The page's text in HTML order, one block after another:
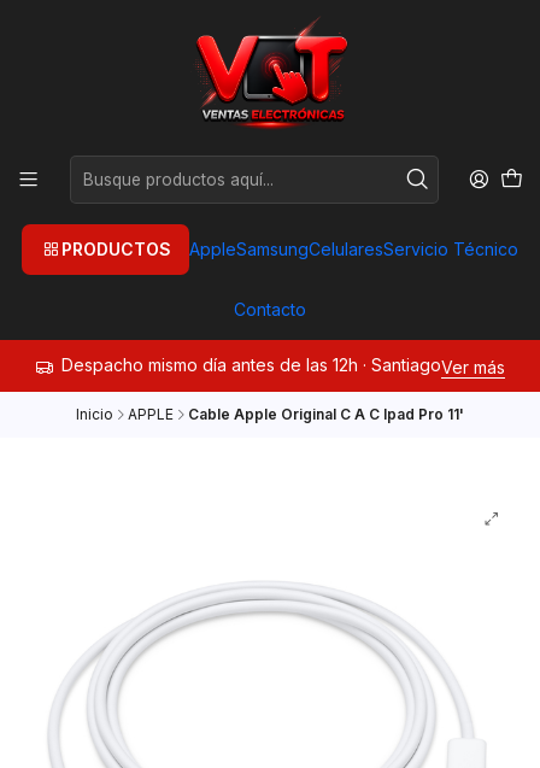
PRODUCTOS AppleSamsungCelularesServicio Técnico
Contacto
Despacho mismo día antes de las 12h · SantiagoVer más
Inicio APPLE Cable Apple Original C A C Ipad Pro 11'